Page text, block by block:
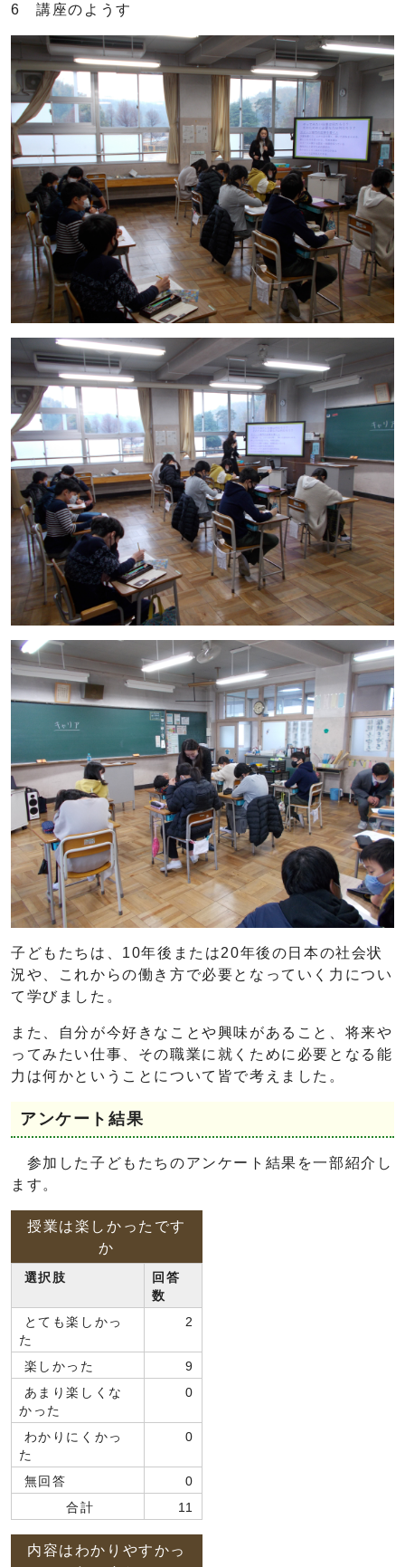
6 講座のようす
子どもたちは、10年後または20年後の日本の社会状
況や、これからの働き方で必要となっていく力につい
て学びました。
また、自分が今好きなことや興味があること、将来や
ってみたい仕事、その職業に就くために必要となる能
力は何かということについて皆で考えました。
アンケート結果
参加した子どもたちのアンケート結果を一部紹介し
ます。
授業は楽しかったです
か
選択肢
回答
数
とても楽しかっ
た
2
楽しかった
9
あまり楽しくな
かった
0
わかりにくかっ
た
0
無回答
0
合計
11
内容はわかりやすかっ